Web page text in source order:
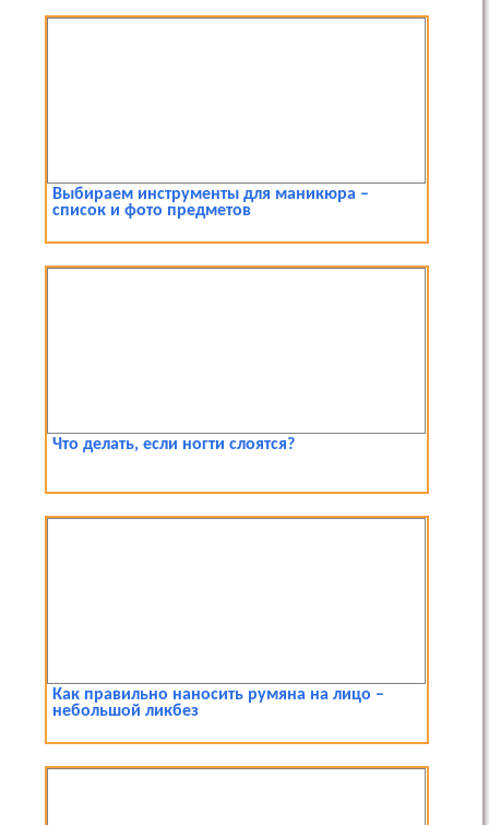
Выбираем инструменты для маникюра –
список и фото предметов
Что делать, если ногти слоятся?
Как правильно наносить румяна на лицо –
небольшой ликбез